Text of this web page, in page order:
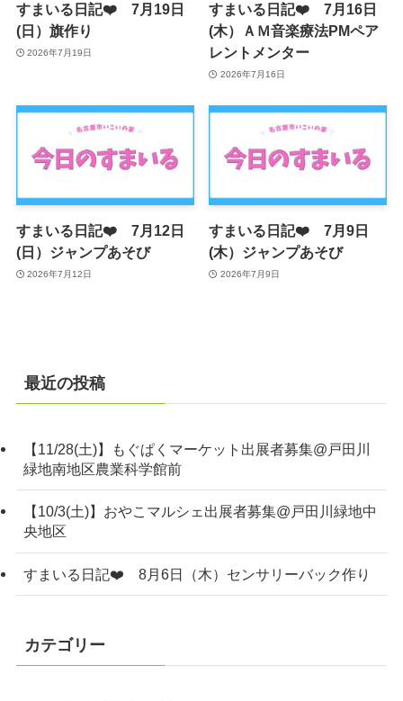
すまいる日記❤️ 7月19日
(日）旗作り
2026年7月19日
すまいる日記❤️ 7月16日
(木）ＡＭ音楽療法PMペア
レントメンター
2026年7月16日
すまいる日記❤️ 7月12日
(日）ジャンプあそび
2026年7月12日
すまいる日記❤️ 7月9日
(木）ジャンプあそび
2026年7月9日
最近の投稿
【11/28(土)】もぐぱくマーケット出展者募集@戸田川
緑地南地区農業科学館前
【10/3(土)】おやこマルシェ出展者募集@戸田川緑地中
央地区
すまいる日記❤️ 8月6日（木）センサリーバック作り
カテゴリー